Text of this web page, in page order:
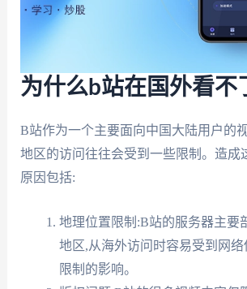
为什么b站在国外看不
B站作为一个主要面向中国大陆用户的
地区的访问往往会受到一些限制。造成
原因包括:
地理位置限制:B站的服务器主要
地区,从海外访问时容易受到网络
限制的影响。